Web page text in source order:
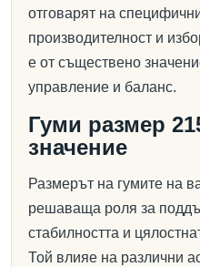
отговарят на
производителност и
е от съществено
управление и баланс.
Гуми размер
значение
Размерът на гумите на
решаваща роля за
стабилността и
Той влияе на различни